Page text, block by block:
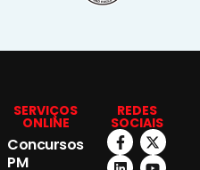
SERVIÇOS
ONLINE
Concursos
PM
REDES
SOCIAIS